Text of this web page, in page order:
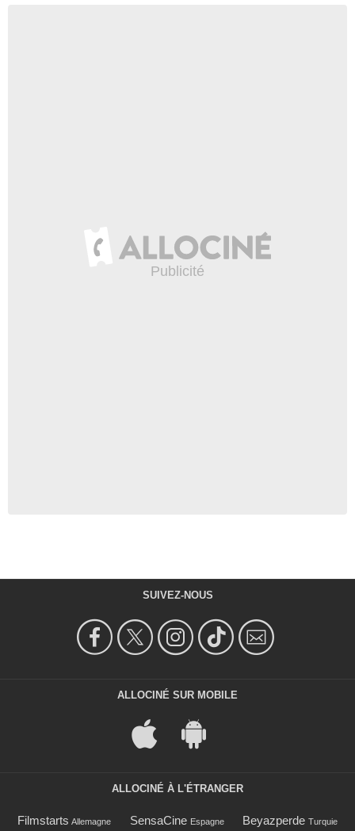
SUIVEZ-NOUS
ALLOCINÉ SUR MOBILE
ALLOCINÉ À L'ÉTRANGER
Filmstarts Allemagne SensaCine Espagne Beyazperde Turquie